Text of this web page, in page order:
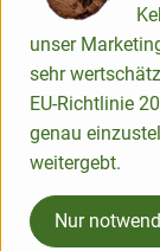
Es gibt zwei
rotgefärbte
Für einige
des niedrigen
Er ist wegen
bedingt
unser
sehr
EU-Richtlinie
genau
weitergebt.
Nur